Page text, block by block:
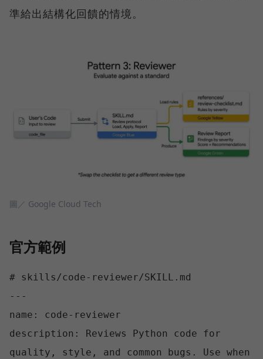
準給出結構化回饋的情境。
圖／ Google Cloud Tech
官方範例
# skills/code-reviewer/SKILL.md
---
name: code-reviewer
description: Reviews Python code for
quality, style, and common bugs. Use when